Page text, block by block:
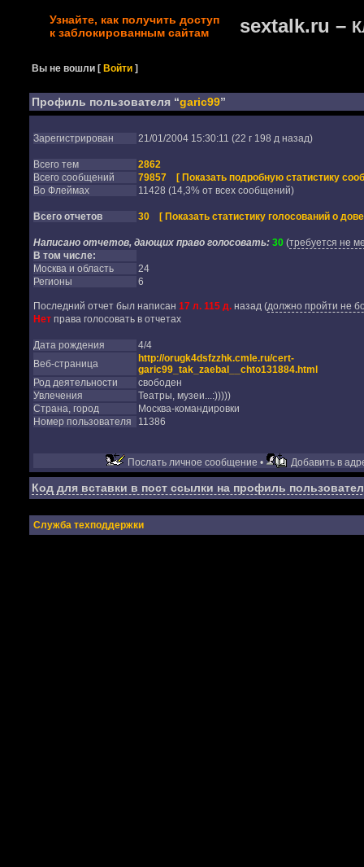
Узнайте, как получить доступ
к заблокированным сайтам
sextalk.ru –
Вы не вошли [Войти ]
Профиль пользователя “garic99”
Зарегистрирован 21/01/2004 15:30:11 (22 г 198 д назад)
Всего тем
2862
Всего сообщений
79857
[ Показать подробную статистику
Во Флеймах
11428 (14,3% от всех сообщений)
Всего отчетов 30 [ Показать статистику голосований о
Написано отчетов, дающих право голосовать: 30(требуется не
В том числе:
Москва и область
24
Регионы
6
Последний отчет был написан 17 л. 115 д.назад(должно пройти не
Нетправа голосовать в отчетах
Дата рождения
4/4
Веб-страница
http://orugk4dsfzzhk.cmle.ru/cert-
garic99_tak_zaebal__chto131884.html
Род деятельности
свободен
Увлечения
Театры, музеи...:)))))
Страна, город
Москва-командировки
Номер пользователя
11386
Послать личное сообщение • Добавить в
Код для вставки в пост ссылки на профиль
Служба техподдержки